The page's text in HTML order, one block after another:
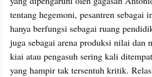
tentang hegemoni, pesantren sebagai
hanya berfungsi sebagai ruang
juga sebagai arena produksi nilai dan
kiai atau pengasuh sering kali
yang hampir tak tersentuh kritik.